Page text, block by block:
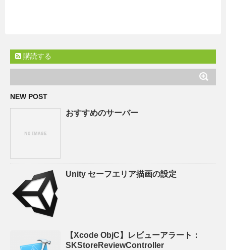
購読する
NEW POST
おすすめのサーバー
Unity セーフエリア描画の設定
【Xcode ObjC】レビューアラート：
SKStoreReviewController